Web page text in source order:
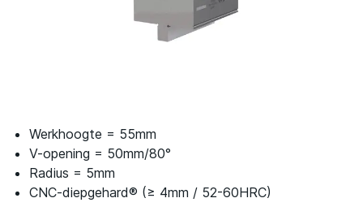
Werkhoogte = 55mm
V-opening = 50mm/80°
Radius = 5mm
CNC-diepgehard® (≥ 4mm / 52-60HRC)